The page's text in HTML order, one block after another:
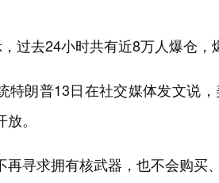
过去24小时共有近8万人爆仓，
特朗普13日在社交媒体发文说
。
再寻求拥有核武器，也不会购买